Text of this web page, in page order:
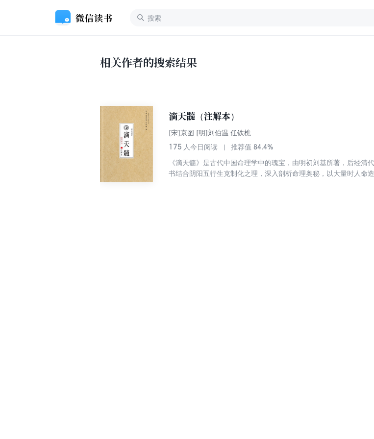
相关作者的搜索结果
滴天髓（注解本）
[宋]京图 [明]刘伯温 任铁樵
175 人今日阅读 推荐值 84.4%
《滴天髓》是古代中国命理学中的瑰宝，由明初刘基所著，后经
书结合阴阳五行生克制化之理，深入剖析命理奥秘，以大量时人命